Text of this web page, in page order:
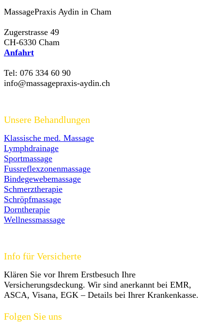
MassagePraxis Aydin in Cham
Zugerstrasse 49
CH-6330 Cham
Anfahrt
Tel: 076 334 60 90
info@massagepraxis-aydin.ch
Unsere Behandlungen
Klassische med. Massage
Lymphdrainage
Sportmassage
Fussreflexzonenmassage
Bindegewebemassage
Schmerztherapie
Schröpfmassage
Dorntherapie
Wellnessmassage
Info für Versicherte
Klären Sie vor Ihrem Erstbesuch Ihre
Versicherungsdeckung. Wir sind anerkannt bei EMR,
ASCA, Visana, EGK – Details bei Ihrer Krankenkasse.
Folgen Sie uns